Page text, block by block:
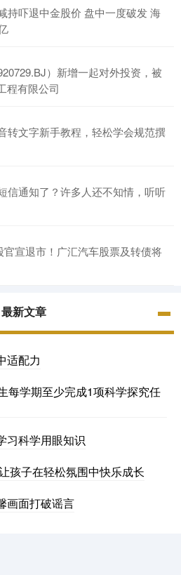
持吓退中金股价 盘中一度破发 海
）新增一起对外投资，被
程有限公司
转文字新手教程，轻松学会规范撰
信通知了？许多人还不知情，听听
宣退市！广汇汽车股票及转债将
最新文章
适配力
每学期至少完成1项科学探究任
习科学用眼知识
孩子在轻松氛围中快乐成长
画面打破谣言